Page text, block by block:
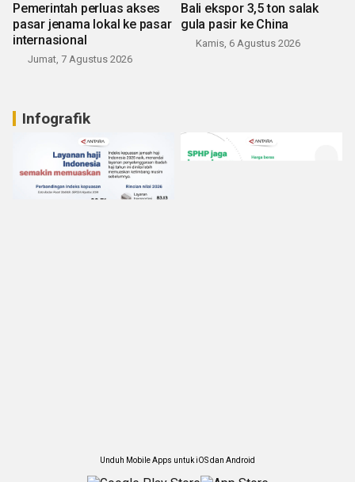
Pemerintah perluas akses
pasar jenama lokal ke pasar
internasional
Jumat, 7 Agustus 2026
Bali ekspor 3,5 ton salak
gula pasir ke China
Kamis, 6 Agustus 2026
Infografik
Unduh Mobile Apps untuk iOS dan Android